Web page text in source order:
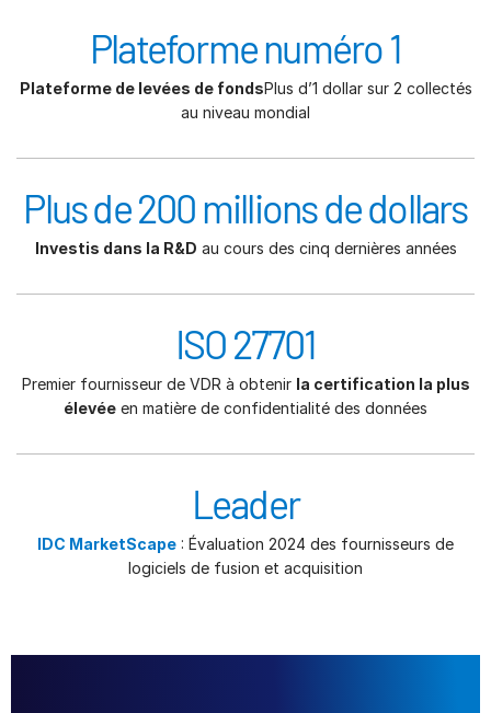
Plateforme numéro 1
Plateforme de levées de fondsPlus d’1 dollar sur 2 collectés
au niveau mondial
Plus de 200 millions de dollars
Investis dans la R&D au cours des cinq dernières années
ISO 27701
Premier fournisseur de VDR à obtenir la certification la plus
élevée en matière de confidentialité des données
Leader
IDC MarketScape : Évaluation 2024 des fournisseurs de
logiciels de fusion et acquisition